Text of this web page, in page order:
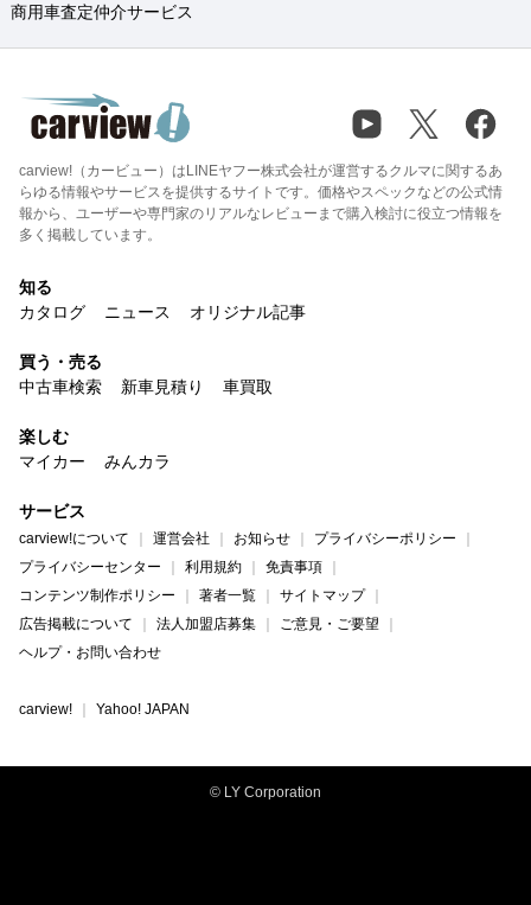
商用車査定仲介サービス
carview!（カービュー）はLINEヤフー株式会社が運営するクルマに関するあ
らゆる情報やサービスを提供するサイトです。価格やスペックなどの公式情
報から、ユーザーや専門家のリアルなレビューまで購入検討に役立つ情報を
多く掲載しています。
知る
カタログ
ニュース オリジナル記事
買う・売る
中古車検索
新車見積り 車買取
楽しむ
マイカー
みんカラ
サービス
carview!について 運営会社 お知らせ
プライバシーポリシー
プライバシーセンター
利用規約
免責事項
コンテンツ制作ポリシー
著者一覧
サイトマップ
広告掲載について
法人加盟店募集
ご意見・ご要望
ヘルプ・お問い合わせ
carview! Yahoo! JAPAN
© LY Corporation